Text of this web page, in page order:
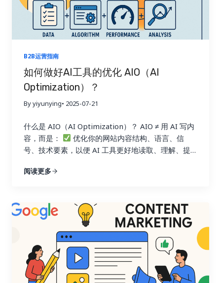
域名的德国企业网站 2.使用德语内容的网站 3.使用德
国服务器的网站 4.最后才推荐中国的英文网站
果是什么？ 变化三：产品关键词失效，B2B流量入口
正在萎缩 很多外贸企业过去靠“产品类关键词”带来流
量与询盘，例如： 但现在： 变化四：传统网站“一个
站打全球”模式正失效 过去的逻辑是： 但现在的搜索
生态更偏向于： 一个德语客户，更愿意信任一个.de
域名，德语内容的网站而不是一个来自中国的.com网
站翻译版本 SEO难了吗？是的！ 但机会也来了，比以
了。 以下是一些正在被聪明企业抓住的新机会： 新
机遇一：AI反而让“长尾关键词”变成最大红利池
索方式变了： 过去 现在 关键词 问题句式 “kraft…
B2B运营指南
如何做好AI工具的优化 AIO（AI
Optimization）？
By yiyunying• 2025-07-21
什么是 AIO（AI Optimization）？ AIO ≠ 用 AI 写内
容，而是：
优化你的网站内容结构、语言、信
号、技术要素，以便 AI 工具更好地读取、理解、提
内容营销的下一个重点？ 原因 说明
是排名第1的链接
AI 摘要需要信源 内容结构清
晰、权威、语义明确的网站更易被引用
先发优势
明显 很多竞争对手尚未布局 AIO，机会窗口期 AIO
优化目标：帮你达成哪些结果？ 目标 具体表现
AI 摘要引用 出现在 Google AI Overview 卡片中
被 ChatGPT/Bing/Gemini…
阅读更多